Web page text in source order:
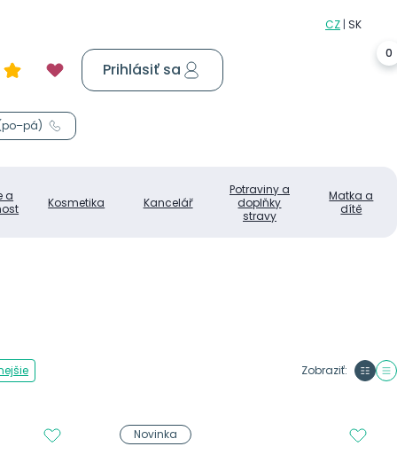
a
Kosmetika Kancelář
Potraviny a
doplňky
stravy
Matka a
dítě
0
Prihlásiť sa
Zobraziť:
Novinka